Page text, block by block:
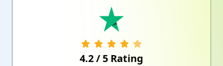
4.2/ 5 Rating